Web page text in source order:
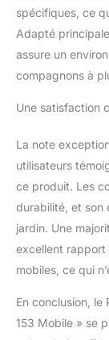
spécifiques, ce
Adapté
assure un
compagnons à
Une satisfaction
La note
utilisateurs
ce produit. Les
durabilité, et son
jardin. Une
excellent rapport
mobiles, ce qui
En conclusion, le
153 Mobile » se